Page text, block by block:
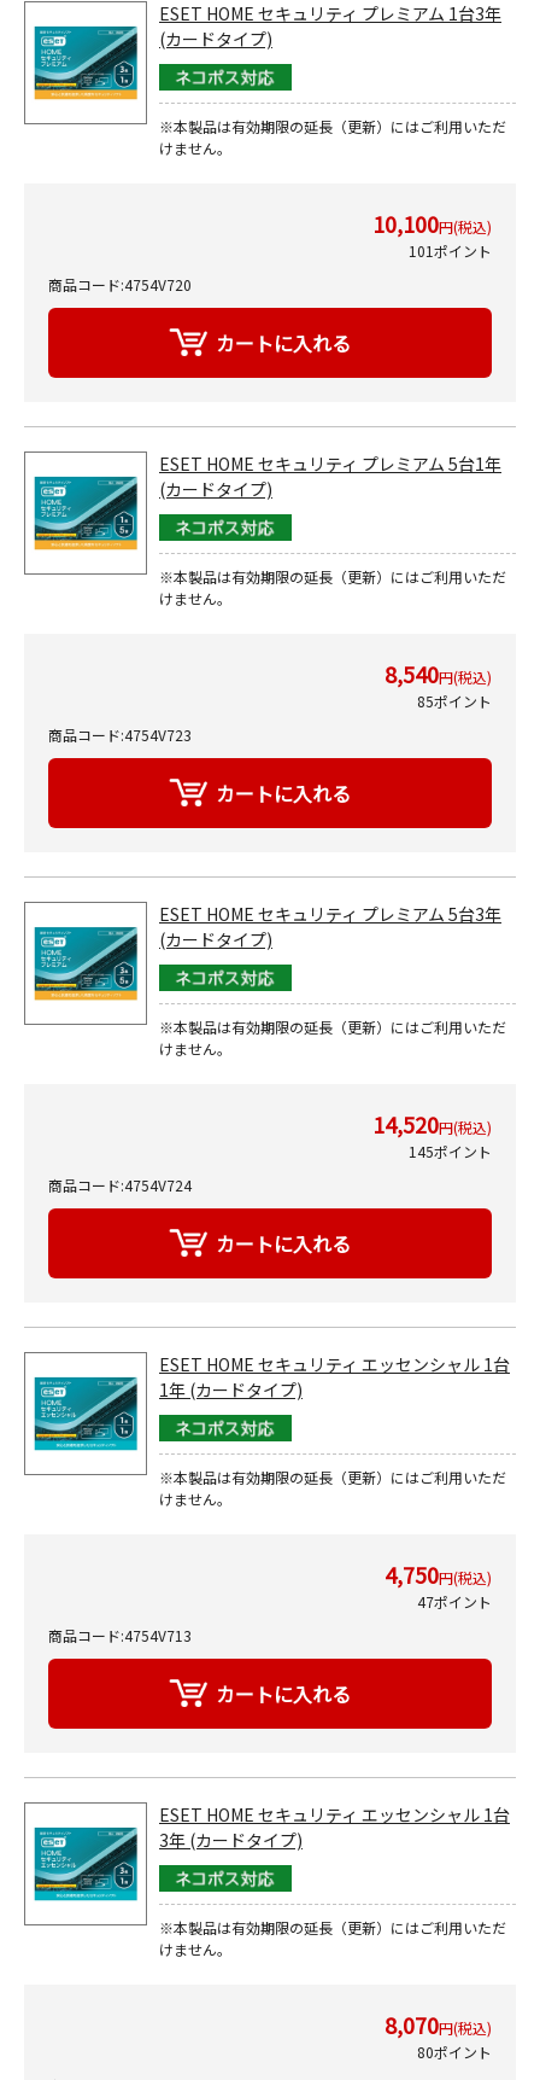
ESET HOME セキュリティ プレミアム 1台3年
(カードタイプ)
※本製品は有効期限の延長（更新）にはご利用いただ
けません。
10,100円(税込)
101ポイント
商品コード:4754V720
ESET HOME セキュリティ プレミアム 5台1年
(カードタイプ)
※本製品は有効期限の延長（更新）にはご利用いただ
けません。
8,540円(税込)
85ポイント
商品コード:4754V723
ESET HOME セキュリティ プレミアム 5台3年
(カードタイプ)
※本製品は有効期限の延長（更新）にはご利用いただ
けません。
14,520円(税込)
145ポイント
商品コード:4754V724
ESET HOME セキュリティ エッセンシャル 1台
1年 (カードタイプ)
※本製品は有効期限の延長（更新）にはご利用いただ
けません。
4,750円(税込)
47ポイント
商品コード:4754V713
ESET HOME セキュリティ エッセンシャル 1台
3年 (カードタイプ)
※本製品は有効期限の延長（更新）にはご利用いただ
けません。
8,070円(税込)
80ポイント